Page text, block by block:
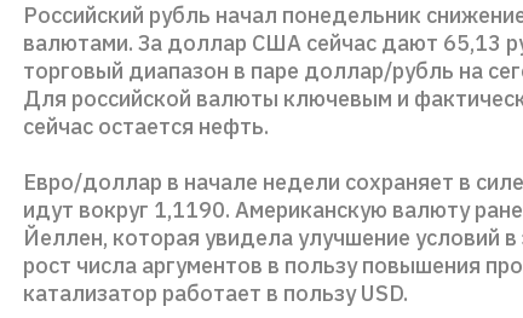
Российский рубль начал понедельник
валютами. За доллар США сейчас дают 65,13
торговый диапазон в паре доллар/рубль на
Для российской валюты ключевым и
сейчас остается нефть.
Евро/доллар в начале недели сохраняет в
идут вокруг 1,1190. Американскую валюту
Йеллен, которая увидела улучшение условий
рост числа аргументов в пользу повышения
катализатор работает в пользу USD.